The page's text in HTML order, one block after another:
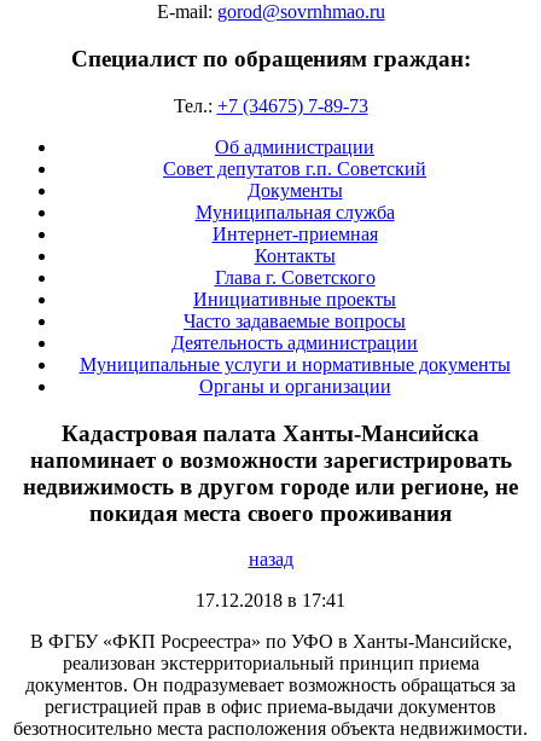
E-mail: gorod@sovrnhmao.ru
Специалист по обращениям граждан:
Тел.: +7 (34675) 7-89-73
Об администрации
Совет депутатов г.п. Советский
Документы
Муниципальная служба
Интернет-приемная
Контакты
Глава г. Советского
Инициативные проекты
Часто задаваемые вопросы
Деятельность администрации
Муниципальные услуги и нормативные документы
Органы и организации
Кадастровая палата Ханты-Мансийска
напоминает о возможности зарегистрировать
недвижимость в другом городе или регионе, не
покидая места своего проживания
назад
17.12.2018 в 17:41
В ФГБУ «ФКП Росреестра» по УФО в Ханты-Мансийске,
реализован экстерриториальный принцип приема
документов. Он подразумевает возможность обращаться за
регистрацией прав в офис приема-выдачи документов
безотносительно места расположения объекта недвижимости.